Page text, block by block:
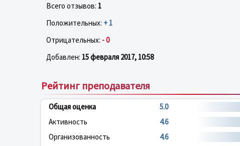
Всего отзывов: 1
Положительных: + 1
Отрицательных: - 0
Добавлен: 15 февраля 2017, 10:58
Рейтинг преподавателя
Общая оценка 5.0
Активность
4.6
Организованность
4.6